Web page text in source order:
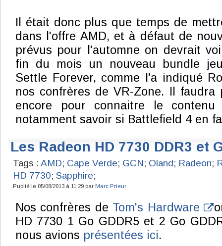
Il était donc plus que temps de
dans l'offre AMD, et à défaut de
prévus pour l'automne on devrait
fin du mois un nouveau bundle
Settle Forever, comme l'a indiqué
nos confrères de VR-Zone. Il
encore pour connaitre le
notamment savoir si Battlefield 4 en
Les Radeon HD 7730 DDR3 et
Tags : AMD; Cape Verde; GCN; Oland; Radeon;
HD 7730; Sapphire;
Publié le 05/08/2013 à 11:29 par Marc Prieur
Nos confrères de Tom's Hardware
HD 7730 1 Go GDDR5 et 2 Go
nous avions présentées ici.